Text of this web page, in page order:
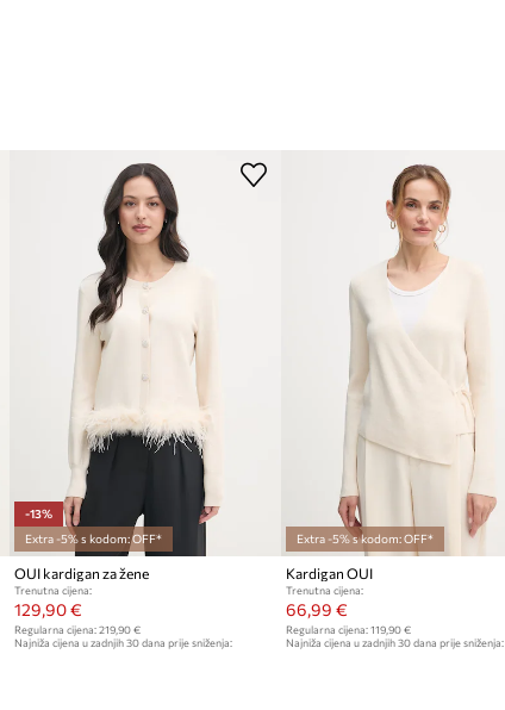
-13%
Extra -5% s kodom: OFF*
OUI kardigan za žene
Trenutna cijena:
129,90 €
Regularna cijena: 219,90 €
Najniža cijena u zadnjih 30 dana prije sniženja:
Extra -5% s kodom: OFF*
Kardigan OUI
Trenutna cijena:
66,99 €
Regularna cijena: 119,90 €
Najniža cijena u zadnjih 30 dana prije sniženja: